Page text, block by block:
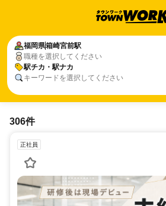
福岡県箱崎宮前駅
職種を選択してください
駅チカ・駅ナカ
キーワードを選択してください
306件
正社員